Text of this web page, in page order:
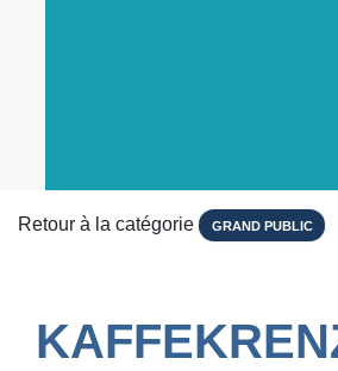
Retour à la catégorie GRAND PUBLIC